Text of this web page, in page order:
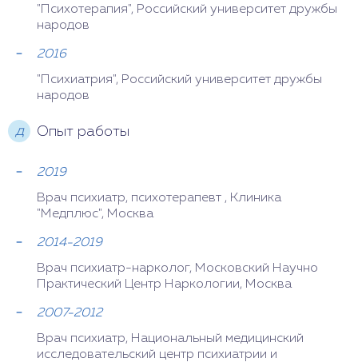
"Психотерапия", Российский университет дружбы
народов
2016
"Психиатрия", Российский университет дружбы
народов
д Опыт работы
2019
Врач психиатр, психотерапевт , Клиника
"Медплюс", Москва
2014-2019
Врач психиатр-нарколог, Московский Научно
Практический Центр Наркологии, Москва
2007-2012
Врач психиатр, Национальный медицинский
исследовательский центр психиатрии и